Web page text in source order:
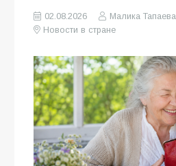
02.08.2026
Малика Тапаева
Новости в стране